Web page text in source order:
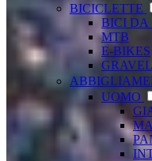
BICICLETTE
BICI DA
MTB
E-BIKES
GRAVEL
UOMO